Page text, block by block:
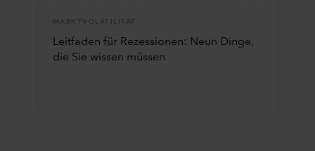
MARKTVOLATILITÄT
Leitfaden für Rezessionen: Neun Dinge,
die Sie wissen müssen